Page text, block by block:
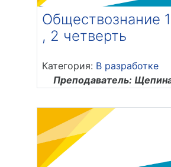
Обществознание
, 2 четверть
Категория: В разработке
Преподаватель: